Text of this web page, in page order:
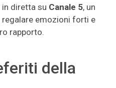
diretta su Canale 5, un
emozioni forti e
rapporto.
della